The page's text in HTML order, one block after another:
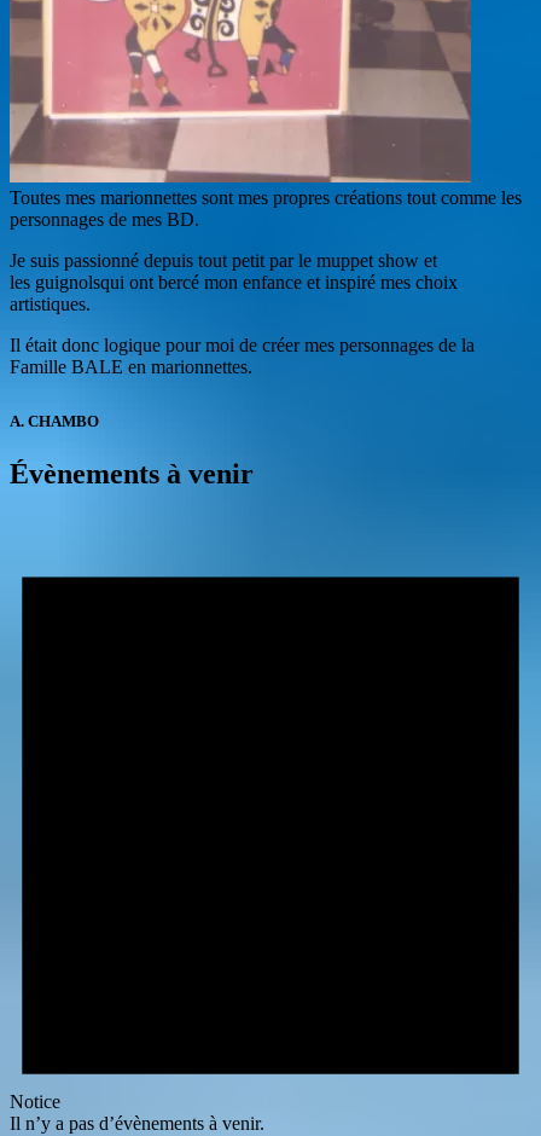
Toutes mes marionnettes sont mes propres créations tout comme les
personnages de mes BD.
Je suis passionné depuis tout petit par le muppet show et
les guignolsqui ont bercé mon enfance et inspiré mes choix
artistiques.
Il était donc logique pour moi de créer mes personnages de la
Famille BALE en marionnettes.
A. CHAMBO
Évènements à venir
Notice
Il n’y a pas d’évènements à venir.